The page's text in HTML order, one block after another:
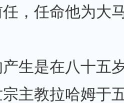
，任命他为大
生是在八十五
主教拉哈姆于